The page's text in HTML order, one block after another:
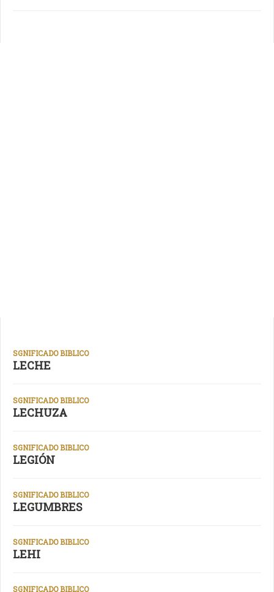
SGNIFICADO BIBLICO
LECHE
SGNIFICADO BIBLICO
LECHUZA
SGNIFICADO BIBLICO
LEGIÓN
SGNIFICADO BIBLICO
LEGUMBRES
SGNIFICADO BIBLICO
LEHI
SGNIFICADO BIBLICO